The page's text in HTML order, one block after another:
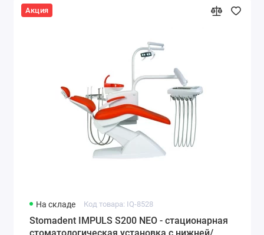
Акция
На складе Код товара: IQ-8528
Stomadent IMPULS S200 NEO - стационарная